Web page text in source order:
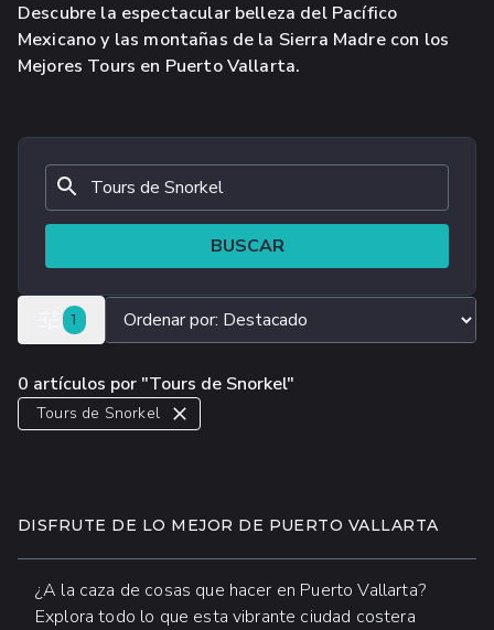
Descubre la espectacular belleza del Pacífico
Mexicano y las montañas de la Sierra Madre con los
Mejores Tours en Puerto Vallarta.
BUSCAR
TODOS LOS FILTROS
1 FILTROS SELECCIONADOS
0 artículos por "Tours de Snorkel"
Tours de Snorkel
DISFRUTE DE LO MEJOR DE PUERTO VALLARTA
¿A la caza de cosas que hacer en Puerto Vallarta?
Explora todo lo que esta vibrante ciudad costera